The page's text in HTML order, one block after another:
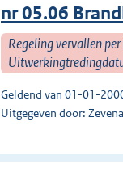
nr 05.06
Regeling vervallen
Geldend van 01-01-
Uitgegeven door: